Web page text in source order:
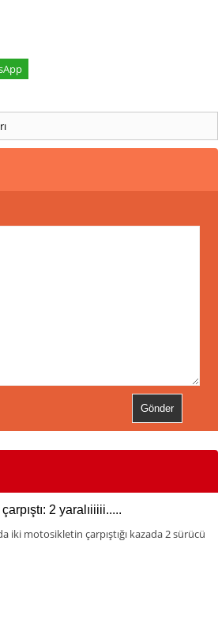
2 yaralıiiiii.....
iki motosikletin çarpıştığı kazada 2 sürücü